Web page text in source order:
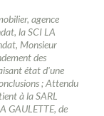
agence
la SCI LA
Monsieur
des
état d'une
; Attendu
à la SARL
GAULETTE, de